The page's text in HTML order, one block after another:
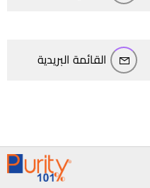
القائمة البريدية